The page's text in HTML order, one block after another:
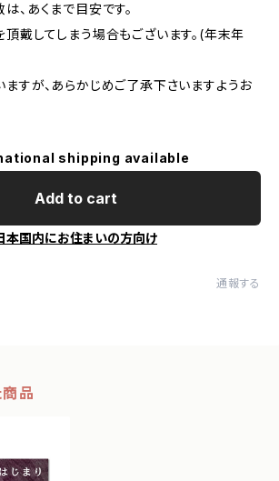
、あくまで目安です。
戴してしまう場合もございます。(年末年
すが、あらかじめご了承下さいますようお
shipping available
Add to cart
本国内にお住まいの方向け
通報する
商品